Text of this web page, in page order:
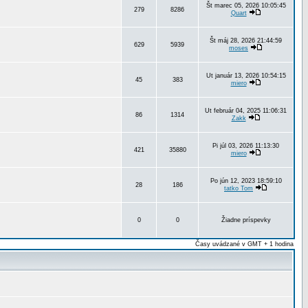
279 8286
Št marec 05, 2026 10:05:45
Quart
629 5939
Št máj 28, 2026 21:44:59
moses
45 383
Ut január 13, 2026 10:54:15
miero
86 1314
Ut február 04, 2025 11:06:31
Zakk
421 35880
Pi júl 03, 2026 11:13:30
miero
28 186
Po jún 12, 2023 18:59:10
tatko Tom
0 0 Žiadne príspevky
Časy uvádzané v GMT + 1 hodina